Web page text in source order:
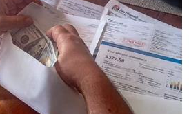
và Trung Quốc đã bắt đầu từ
xuất hiện gần như ở mọi lĩnh vực
và ý thức hệ, bất kể ai "giữ chiếc